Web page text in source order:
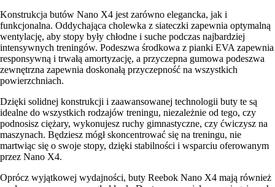
Konstrukcja butów Nano X4 jest zarówno elegancka, jak i
funkcjonalna. Oddychająca cholewka z siateczki zapewnia optymalną
wentylację, aby stopy były chłodne i suche podczas najbardziej
intensywnych treningów. Podeszwa środkowa z pianki EVA zapewnia
responsywną i trwałą amortyzację, a przyczepna gumowa podeszwa
zewnętrzna zapewnia doskonałą przyczepność na wszystkich
powierzchniach.
Dzięki solidnej konstrukcji i zaawansowanej technologii buty te są
idealne do wszystkich rodzajów treningu, niezależnie od tego, czy
podnosisz ciężary, wykonujesz ruchy gimnastyczne, czy ćwiczysz na
maszynach. Będziesz mógł skoncentrować się na treningu, nie
martwiąc się o swoje stopy, dzięki stabilności i wsparciu oferowanym
przez Nano X4.
Oprócz wyjątkowej wydajności, buty Reebok Nano X4 mają również